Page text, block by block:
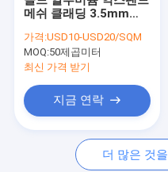
치장 벽토 철망
SS 필터 메쉬
그립 스트럿 안전 격자
용접된 철망사 패널
메쉬 클래딩 3.5mm
가격:USD10-USD20/SQM
MOQ:50제곱미터
최신 가격 받기
지금 연락
더 많은 것